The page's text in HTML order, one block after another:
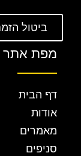
ביטול
מפת אתר
דף הבית
אודות
מאמרים
סניפים